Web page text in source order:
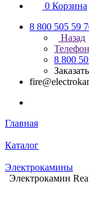
0 Корзина
8 800 505 59
Назад
8 800
Главная
Каталог
Электрокамины
Электрокамин